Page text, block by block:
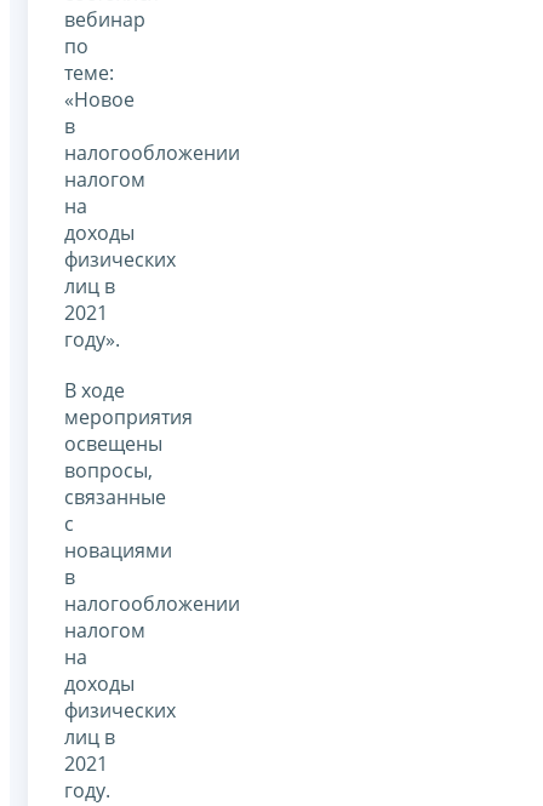
вебинар
по
теме:
«Новое
в
налогообложении
налогом
на
доходы
физических
лиц в
2021
году».
В ходе
мероприятия
освещены
вопросы,
связанные
с
новациями
в
налогообложении
налогом
на
доходы
физических
лиц в
2021
году.